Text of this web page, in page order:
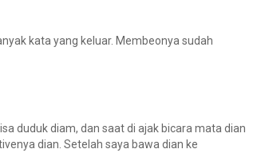
kata yang keluar. Membeonya sudah
duduk diam, dan saat di ajak bicara mata dian
dian. Setelah saya bawa dian ke